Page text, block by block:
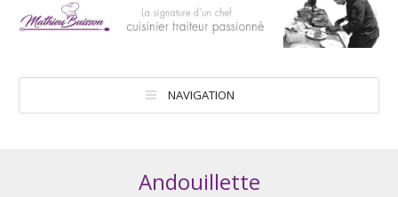
NAVIGATION
Andouillette